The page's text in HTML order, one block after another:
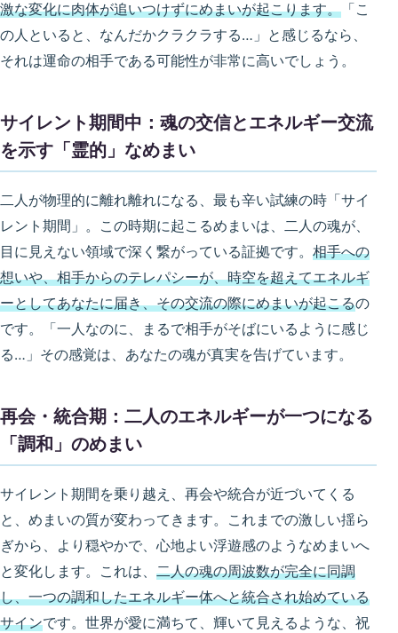
激な変化に肉体が追いつけずにめまいが起こります。 「こ
の人といると、なんだかクラクラする…」と感じるなら、
それは運命の相手である可能性が非常に高いでしょう。
サイレント期間中：魂の交信とエネルギー交流
を示す「霊的」なめまい
二人が物理的に離れ離れになる、最も辛い試練の時「サイ
レント期間」。この時期に起こるめまいは、二人の魂が、
目に見えない領域で深く繋がっている証拠です。 相手への
想いや、相手からのテレパシーが、時空を超えてエネルギ
ーとしてあなたに届き、その交流の際にめまいが起こるの
です。「一人なのに、まるで相手がそばにいるように感じ
る…」その感覚は、あなたの魂が真実を告げています。
再会・統合期：二人のエネルギーが一つになる
「調和」のめまい
サイレント期間を乗り越え、再会や統合が近づいてくる
と、めまいの質が変わってきます。これまでの激しい揺ら
ぎから、より穏やかで、心地よい浮遊感のようなめまいへ
と変化します。これは、 二人の魂の周波数が完全に同調
し、一つの調和したエネルギー体へと統合され始めている
サインです。世界が愛に満ちて、輝いて見えるような、祝